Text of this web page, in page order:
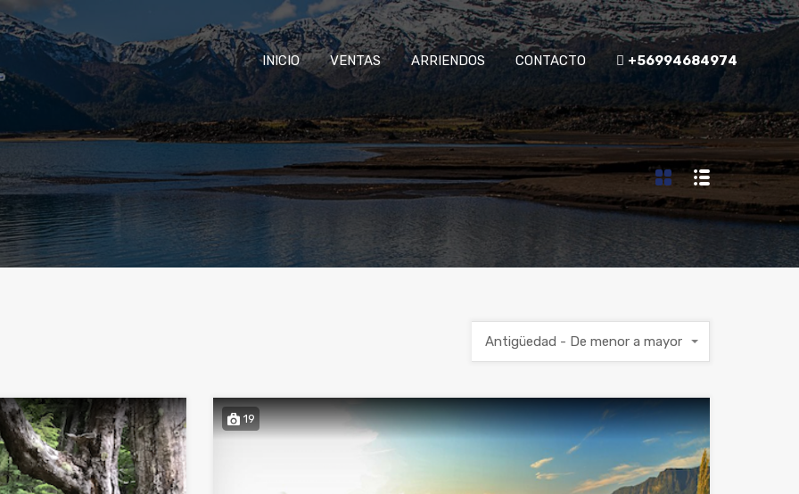
INICIO VENTAS ARRIENDOS CONTACTO +56994684974
Antigüedad - De menor a mayor
19